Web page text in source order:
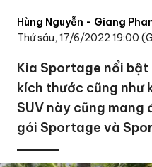
Hùng Nguyễn - Giang
Thứ sáu, 17/6/2022 19:00
Kia Sportage nổi
kích thước cũng như
SUV này cũng mang
gói Sportage và